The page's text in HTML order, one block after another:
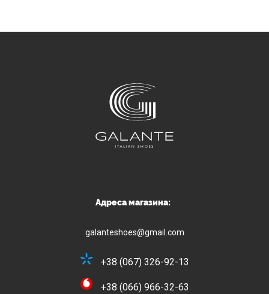
Адреса магазина:
galanteshoes@gmail.com
+38 (067) 326-92-13
+38 (066) 966-32-63